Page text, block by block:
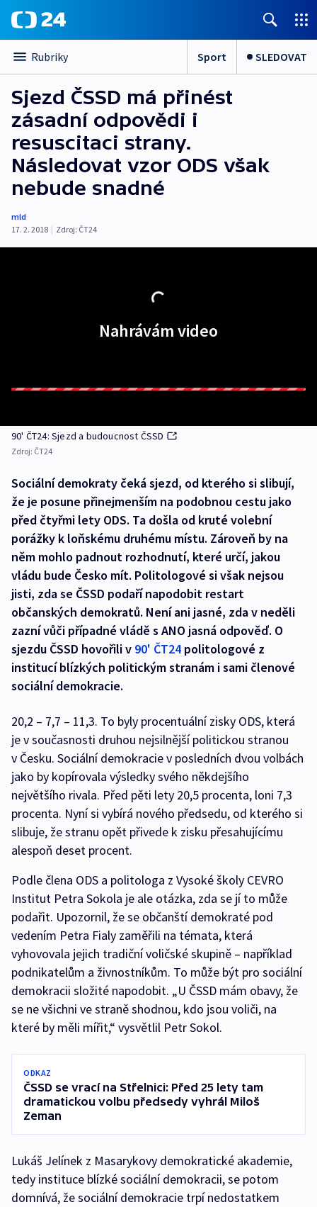
Rubriky Sport SLEDOVAT
Sjezd ČSSD má přinést
zásadní odpovědi i
resuscitaci strany.
Následovat vzor ODS však
nebude snadné
mld
17. 2. 2018 | Zdroj: ČT24
Nahrávám video
90' ČT24: Sjezd a budoucnost ČSSD
Zdroj: ČT24
Sociální demokraty čeká sjezd, od kterého si slibují,
že je posune přinejmenším na podobnou cestu jako
před čtyřmi lety ODS. Ta došla od kruté volební
porážky k loňskému druhému místu. Zároveň by na
něm mohlo padnout rozhodnutí, které určí, jakou
vládu bude Česko mít. Politologové si však nejsou
jisti, zda se ČSSD podaří napodobit restart
občanských demokratů. Není ani jasné, zda v neděli
zazní vůči případné vládě s ANO jasná odpověď. O
sjezdu ČSSD hovořili v 90' ČT24 politologové z
institucí blízkých politickým stranám i sami členové
sociální demokracie.
20,2 – 7,7 – 11,3. To byly procentuální zisky ODS, která
je v současnosti druhou nejsilnější politickou stranou
v Česku. Sociální demokracie v posledních dvou volbách
jako by kopírovala výsledky svého někdejšího
největšího rivala. Před pěti lety 20,5 procenta, loni 7,3
procenta. Nyní si vybírá nového předsedu, od kterého si
slibuje, že stranu opět přivede k zisku přesahujícímu
alespoň deset procent.
Podle člena ODS a politologa z Vysoké školy CEVRO
Institut Petra Sokola je ale otázka, zda se jí to může
podařit. Upozornil, že se občanští demokraté pod
vedením Petra Fialy zaměřili na témata, která
vyhovovala jejich tradiční voličské skupině – například
podnikatelům a živnostníkům. To může být pro sociální
demokracii složité napodobit. „U ČSSD mám obavy, že
se ne všichni ve straně shodnou, kdo jsou voliči, na
které by měli mířit,“ vysvětlil Petr Sokol.
ODKAZ
ČSSD se vrací na Střelnici: Před 25 lety tam
dramatickou volbu předsedy vyhrál Miloš
Zeman
Lukáš Jelínek z Masarykovy demokratické akademie,
tedy instituce blízké sociální demokracii, se potom
domnívá, že sociální demokracie trpí nedostatkem